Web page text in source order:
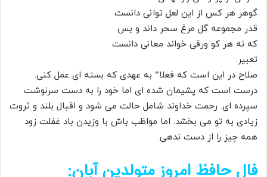
گوهر هر کس از این لعل توانی دانست
قدر مجموعه گل مرغ سحر داند و بس
که نه هر کو ورقی خواند معانی دانست
تعبیر:
صلاح در این است که فعلا” به عهدی که بسته ای عمل کنی.
درست است که پشیمان شده ای اما خود را به دست سرنوشت
سپرده ای. رحمت خداوند شامل حالت می شود و اقبال بلند و ثروت
زیادی به تو می بخشد. اما مواظب باش با وزیدن باد غفلت زود
همه چیز را از دست ندهی.
فال حافظ امروز متولدین آبان: